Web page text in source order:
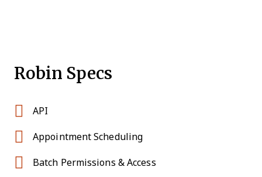
Robin Specs
API
Appointment Scheduling
Batch Permissions & Access